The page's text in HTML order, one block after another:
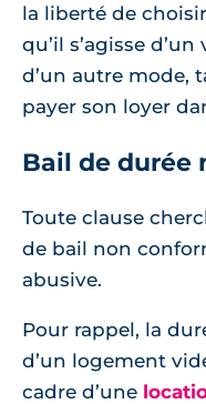
la liberté de
qu’il s’agisse
d’un autre mode,
payer son loyer
Bail de durée
Toute clause
de bail non
abusive.
Pour rappel, la
d’un logement
cadre d’une